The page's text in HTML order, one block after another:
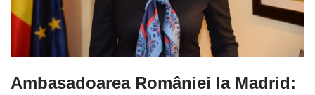
Ambasadoarea României la Madrid: